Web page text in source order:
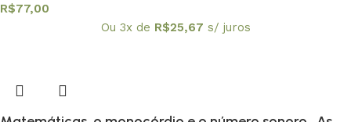
Escola
R$77,00
Ou 3x de R$25,67 s/ juros